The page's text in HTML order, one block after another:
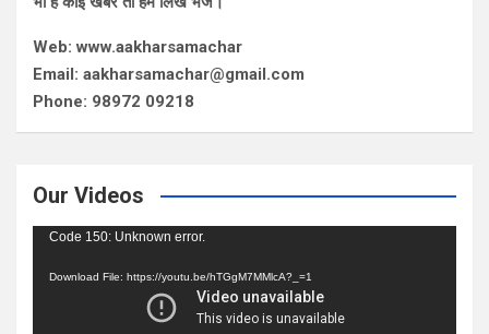
Web: www.aakharsamachar
Email: aakharsamachar@gmail.com
Phone: 98972 09218
Our Videos
Video
Code 150: Unknown error.
Download File: https://youtu.be/hTGgM7MMlcA?_=1